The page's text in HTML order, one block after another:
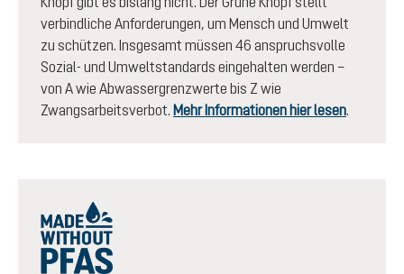
verbindliche Anforderungen, um Mensch und Umwelt
zu schützen. Insgesamt müssen 46 anspruchsvolle
Sozial- und Umweltstandards eingehalten werden –
von A wie Abwassergrenzwerte bis Z wie
Zwangsarbeitsverbot. Mehr Informationen hier lesen.